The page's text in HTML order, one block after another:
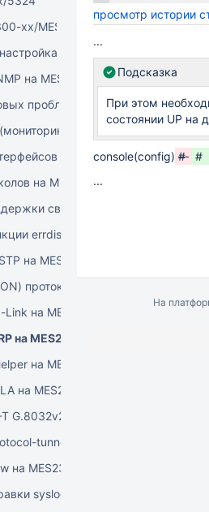
xx/MES3500I-xx/MES5312/
коммутаторов
на MES2300-xx/MES3300-xx/
проблем на MES2300-xx/
портов на MES2300-
и VLAN на MES2300-xx/
на MES2300-xx/MES3300-xx/
сверхдлинных кадров
errdisable на MES2300-xx/
на MES2300-xx/MES3300-xx/
протокола удаленного
Link на MES2300-xx/MES3300-xx/
на MES2300-xx/MES3300-xx/
на MES2300-xx/MES3300-xx/
на MES2300-xx/MES3300-xx/
G.8032v2 (ERPS) на MES2300-
tunnel (l2pt) на trunk-портах
на MES2300-xx/MES3300-xx/
syslog-сообщений на syslog-
просмотр истории
...
Подсказка
При этом
состоянии UP на
console(config) # #
...
На